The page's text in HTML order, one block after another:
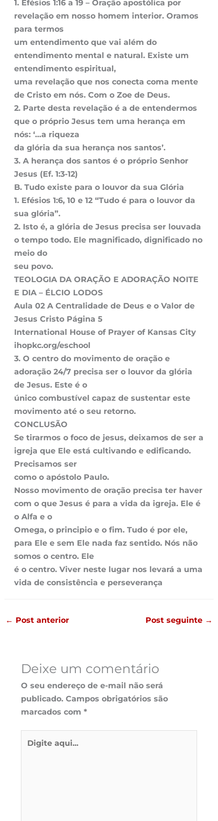
1. Efésios 1:16 a 19 – Oração apostólica por
revelação em nosso homem interior. Oramos
para termos
um entendimento que vai além do
entendimento mental e natural. Existe um
entendimento espiritual,
uma revelação que nos conecta coma mente
de Cristo em nós. Com o Zoe de Deus.
2. Parte desta revelação é a de entendermos
que o próprio Jesus tem uma herança em
nós: ‘…a riqueza
da glória da sua herança nos santos’.
3. A herança dos santos é o próprio Senhor
Jesus (Ef. 1:3-12)
B. Tudo existe para o louvor da sua Glória
1. Efésios 1:6, 10 e 12 “Tudo é para o louvor da
sua glória”.
2. Isto é, a glória de Jesus precisa ser louvada
o tempo todo. Ele magnificado, dignificado no
meio do
seu povo.
TEOLOGIA DA ORAÇÃO E ADORAÇÃO NOITE
E DIA – ÉLCIO LODOS
Aula 02 A Centralidade de Deus e o Valor de
Jesus Cristo Página 5
International House of Prayer of Kansas City
ihopkc.org/eschool
3. O centro do movimento de oração e
adoração 24/7 precisa ser o louvor da glória
de Jesus. Este é o
único combustível capaz de sustentar este
movimento até o seu retorno.
CONCLUSÃO
Se tirarmos o foco de jesus, deixamos de ser a
igreja que Ele está cultivando e edificando.
Precisamos ser
como o apóstolo Paulo.
Nosso movimento de oração precisa ter haver
com o que Jesus é para a vida da igreja. Ele é
o Alfa e o
Omega, o principio e o fim. Tudo é por ele,
para Ele e sem Ele nada faz sentido. Nós não
somos o centro. Ele
é o centro. Viver neste lugar nos levará a uma
vida de consistência e perseverança
← Post anterior Post seguinte →
Deixe um comentário
O seu endereço de e-mail não será
publicado. Campos obrigatórios são
marcados com *
aqui...